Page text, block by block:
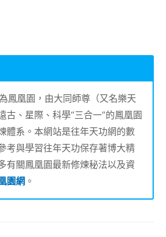
鳳凰園，由大同師尊（又名樂天
古、星際、科學“三合一”的鳳凰園
體系。本網站是往年天功網的數
考與學習往年天功保存著博大精
有關鳳凰園最新修煉秘法以及資
園網 。